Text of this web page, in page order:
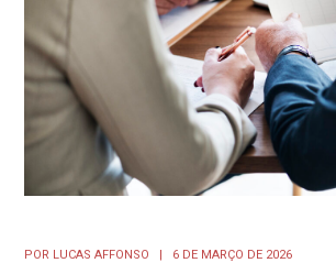
POR LUCAS AFFONSO 6 DE MARÇO DE 2026